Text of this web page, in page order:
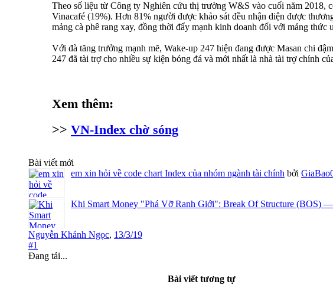
Theo số liệu từ Công ty Nghiên cứu thị trường W&S vào cuối năm 2018,
Vinacafé (19%). Hơn 81% người được khảo sát đều nhận diện được
mảng cà phê rang xay, đồng thời đẩy mạnh kinh doanh đối với mảng thức
Với đà tăng trưởng mạnh mẽ, Wake-up 247 hiện đang được Masan chi
247 đã tài trợ cho nhiều sự kiện bóng đá và mới nhất là nhà tài trợ chính
Xem thêm:
>> VN-Index chờ sóng
Bài viết mới
em xin hỏi về code chart Index của nhóm ngành tài chính bởi
Khi Smart Money "Phá Vỡ Ranh Giới": Break Of Structure (BOS)
Nguyễn Khánh Ngọc, 13/3/19
#1
Đang tải...
Bài viết tương tự